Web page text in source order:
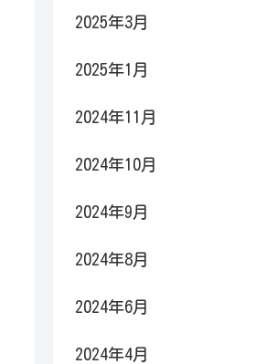
2025年3月
2025年1月
2024年11月
2024年10月
2024年9月
2024年8月
2024年6月
2024年4月